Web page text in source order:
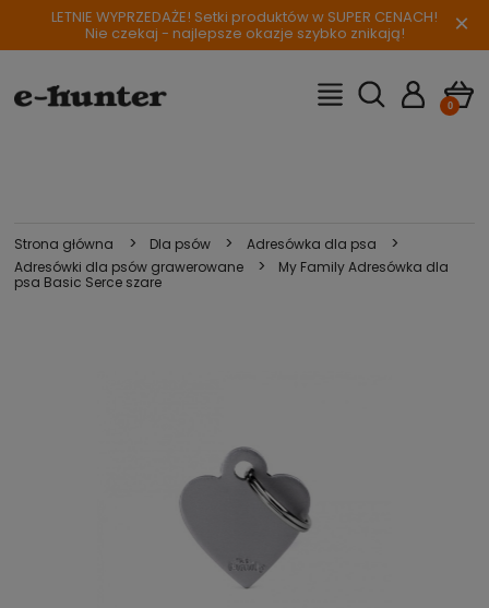
LETNIE WYPRZEDAŻE! Setki produktów w SUPER CENACH!
Nie czekaj - najlepsze okazje szybko znikają! ×
Strona główna > Dla psów > Adresówka dla psa >
Adresówki dla psów grawerowane >
My Family Adresówka dla
psa Basic Serce szare